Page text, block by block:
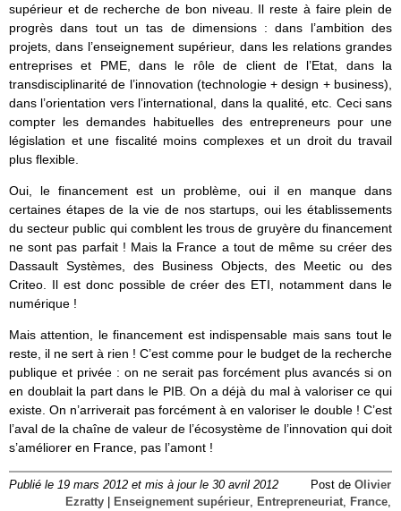
supérieur et de recherche de bon niveau. Il reste à faire plein de
progrès dans tout un tas de dimensions : dans l’ambition des
projets, dans l’enseignement supérieur, dans les relations grandes
entreprises et PME, dans le rôle de client de l’Etat, dans la
transdisciplinarité de l’innovation (technologie + design + business),
dans l’orientation vers l’international, dans la qualité, etc. Ceci sans
compter les demandes habituelles des entrepreneurs pour une
législation et une fiscalité moins complexes et un droit du travail
plus flexible.
Oui, le financement est un problème, oui il en manque dans
certaines étapes de la vie de nos startups, oui les établissements
du secteur public qui comblent les trous de gruyère du financement
ne sont pas parfait ! Mais la France a tout de même su créer des
Dassault Systèmes, des Business Objects, des Meetic ou des
Criteo. Il est donc possible de créer des ETI, notamment dans le
numérique !
Mais attention, le financement est indispensable mais sans tout le
reste, il ne sert à rien ! C’est comme pour le budget de la recherche
publique et privée : on ne serait pas forcément plus avancés si on
en doublait la part dans le PIB. On a déjà du mal à valoriser ce qui
existe. On n’arriverait pas forcément à en valoriser le double ! C’est
l’aval de la chaîne de valeur de l’écosystème de l’innovation qui doit
s’améliorer en France, pas l’amont !
Publié le 19 mars 2012 et mis à jour le 30 avril 2012 Post de Olivier
Ezratty
Enseignement supérieur, Entrepreneuriat, France,